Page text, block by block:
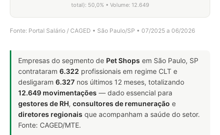
total): 50,0% • Volume: 12.649
Fonte: Portal Salário / CAGED • São Paulo/SP • 07/2025 a 06/2026
Empresas do segmento de Pet Shops em São Paulo, SP
contrataram 6.322 profissionais em regime CLT e
desligaram 6.327 nos últimos 12 meses, totalizando
12.649 movimentações — dado essencial para
gestores de RH, consultores de remuneração e
diretores regionais que acompanham a saúde do setor.
Fonte: CAGED/MTE.